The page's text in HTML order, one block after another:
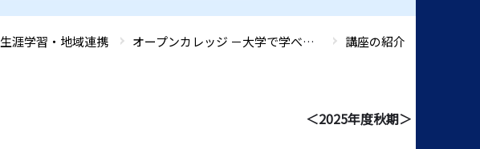
生涯学習・地域連携 オープンカレッジ －大学で学べる生涯学習講座－ 講座の紹介
＜2025年度秋期＞